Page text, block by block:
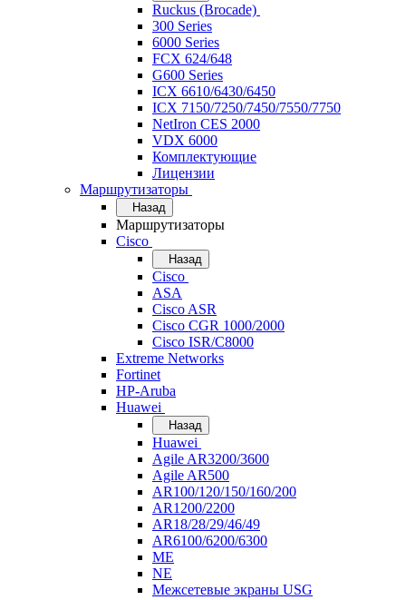
Ruckus (Brocade)
300 Series
6000 Series
FCX 624/648
G600 Series
ICX 6610/6430/6450
ICX 7150/7250/7450/7550/7750
NetIron CES 2000
VDX 6000
Комплектующие
Лицензии
Маршрутизаторы
Назад
Маршрутизаторы
Cisco
Назад
Cisco
ASA
Cisco ASR
Cisco CGR 1000/2000
Cisco ISR/С8000
Extreme Networks
Fortinet
HP-Aruba
Huawei
Назад
Huawei
Agile AR3200/3600
Agile AR500
AR100/120/150/160/200
AR1200/2200
AR18/28/29/46/49
AR6100/6200/6300
ME
NE
Межсетевые экраны USG